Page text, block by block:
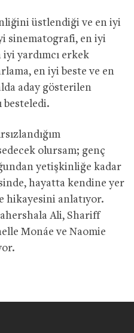
üstlendiği ve en iyi
sinematografi, en iyi
iyi yardımcı erkek
en iyi beste ve en
aday gösterilen
besteledi.
olursam; genç
yetişkinliğe kadar
hayatta kendine yer
hikayesini anlatıyor.
Ali, Shariff
Monáe ve Naomie